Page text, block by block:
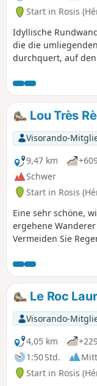
Start in Rosis
Idyllische
die die
durchquert, auf
Blick auf die
bei schönem
Achtung jedoch:
der Strecke gibt es
daher sollten Sie
der GPX-Route
verleiht der Tour
Charakter und den
Orientierungslaufs,
Gefahr besteht,
Lou Très
Visorando-
9,47 km
Schwer
Start in Rosis
Eine sehr schöne,
ergehene
Vermeiden Sie
Informationen”,
Le Roc
Visorando-
4,05 km
1:50 Std.
Start in Rosis